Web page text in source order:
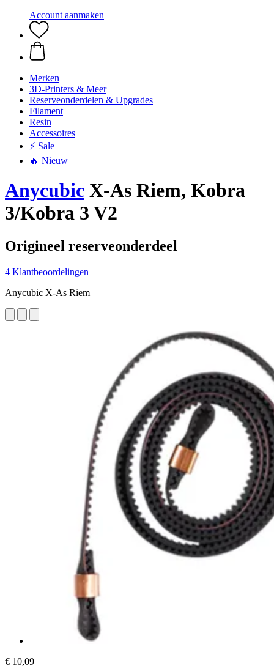
Account aanmaken
Merken
3D-Printers & Meer
Reserveonderdelen & Upgrades
Filament
Resin
Accessoires
⚡ Sale
🔥 Nieuw
Anycubic X-As Riem, Kobra
3/Kobra 3 V2
Origineel reserveonderdeel
4 Klantbeoordelingen
Anycubic X-As Riem
€ 10,09